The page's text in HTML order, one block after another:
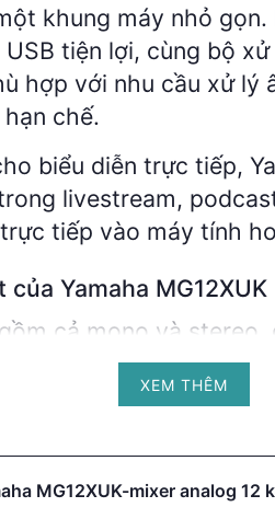
khung máy nhỏ gọn.
tiện lợi, cùng bộ
hợp với nhu cầu xử lý
chế.
biểu diễn trực tiếp,
livestream,
tiếp vào máy tính
Yamaha MG12XUK
cả mono và stereo,
2.0 cho phép thu âm
SPX với 24 preset:
đa dạng tình huống.
XEM THÊM
MG12XUK-mixer analog 12